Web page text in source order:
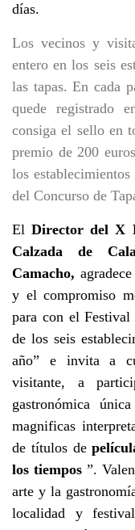
días.
Los vecinos y
entero en los seis
las tapas. En cada
quede registrado
consiga el sello en
premio de 200
los
del Concurso de
ElDirector del X
Calzada de
Camacho,
y el compromiso
para con el
de los seis
año” e invita a
visitante, a
gastronómica
magnificas
de títulos de
los tiempos”.
arte y la
localidad y